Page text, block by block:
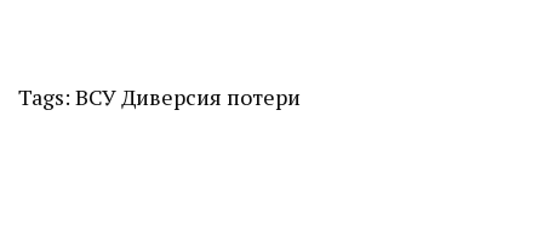
Tags: ВСУДиверсия потери